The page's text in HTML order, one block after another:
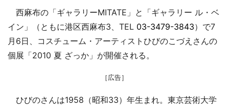
西麻布の「ギャラリーMITATE」と「ギャラリー ル・ベ
イン」（ともに港区西麻布3、TEL 03-3479-3843）で7
月6日、コスチューム・アーティストひびのこづえさんの
個展「2010 夏 ざっか」が開催される。
［広告］
ひびのさんは1958（昭和33）年生まれ。東京芸術大学